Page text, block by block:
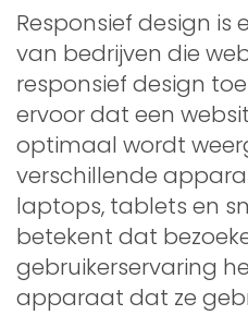
Responsief design is
van bedrijven die
responsief design
ervoor dat een
optimaal wordt
verschillende
laptops, tablets en
betekent dat
gebruikerservaring
apparaat dat ze